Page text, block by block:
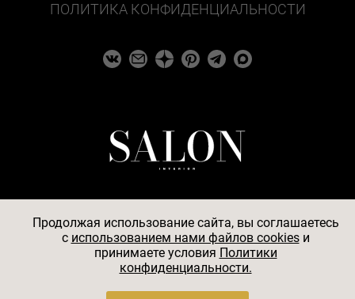
ПОЛИТИКА КОНФИДЕНЦИАЛЬНОСТИ
© 2026
АО «БКМ», ОГРН 1027739494584, ИНН 7705056238,
127018, Москва, ул. Полковая, д. 3, стр. 4, помещение I,
Продолжая использование сайта, вы соглашаетесь
c использованием нами файлов cookiesи
принимаете условия Политики
конфиденциальности.